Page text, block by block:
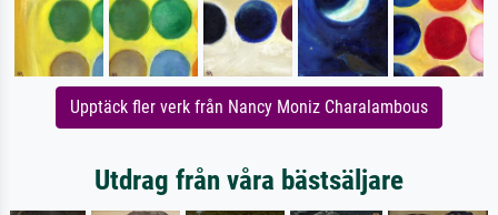
Upptäck fler verk från Nancy Moniz Charalambous
Utdrag från våra bästsäljare